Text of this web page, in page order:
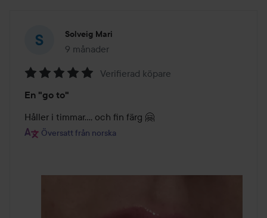
Solveig Mari
9 månader
Inlägget skapades 9 månader
5
av
5
Verifierad köpare
En "go to"
Håller i timmar..., och fin färg 🤗
Översatt från norska